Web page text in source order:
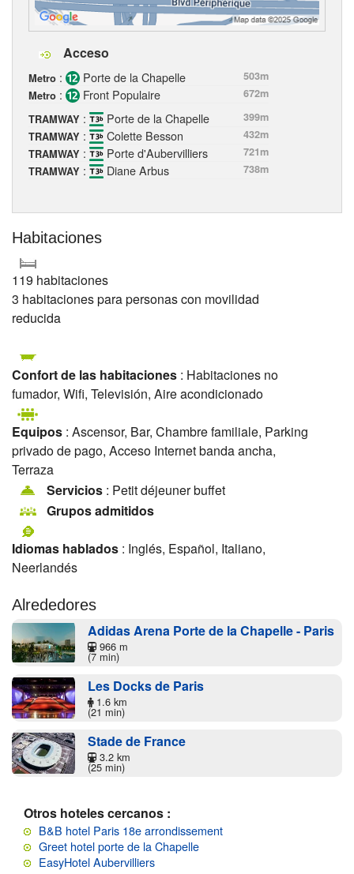
Acceso
Metro : Porte de la Chapelle
503m
Metro : Front Populaire
672m
TRAMWAY : Porte de la Chapelle
399m
TRAMWAY : Colette Besson
432m
TRAMWAY : Porte d'Aubervilliers
721m
TRAMWAY : Diane Arbus 738m
Habitaciones
119 habitaciones
3 habitaciones para personas con movilidad
reducida
Confort de las habitaciones : Habitaciones no
fumador, Wifi, Televisión, Aire acondicionado
Equipos : Ascensor, Bar, Chambre familiale, Parking
privado de pago, Acceso Internet banda ancha,
Terraza
Servicios : Petit déjeuner buffet
Grupos admitidos
Idiomas hablados : Inglés, Español, Italiano,
Neerlandés
Alrededores
Adidas Arena Porte de la Chapelle - Paris
966 m
(7 min)
Les Docks de Paris
1.6 km
(21 min)
Stade de France
3.2 km
(25 min)
Otros hoteles cercanos :
B&B hotel Paris 18e arrondissement
Greet hotel porte de la Chapelle
EasyHotel Aubervilliers